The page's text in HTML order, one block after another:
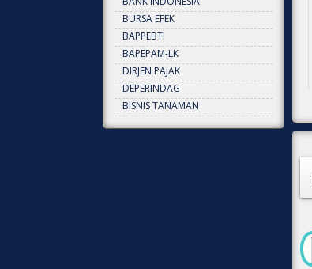
BURSA EFEK
BAPPEBTI
BAPEPAM-LK
DIRJEN PAJAK
DEPERINDAG
BISNIS TANAMAN